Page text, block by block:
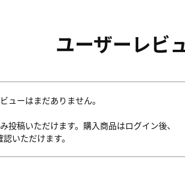
ユーザーレビ
ューはまだありません。
投稿いただけます。購入商品はログイン後、
いただけます。